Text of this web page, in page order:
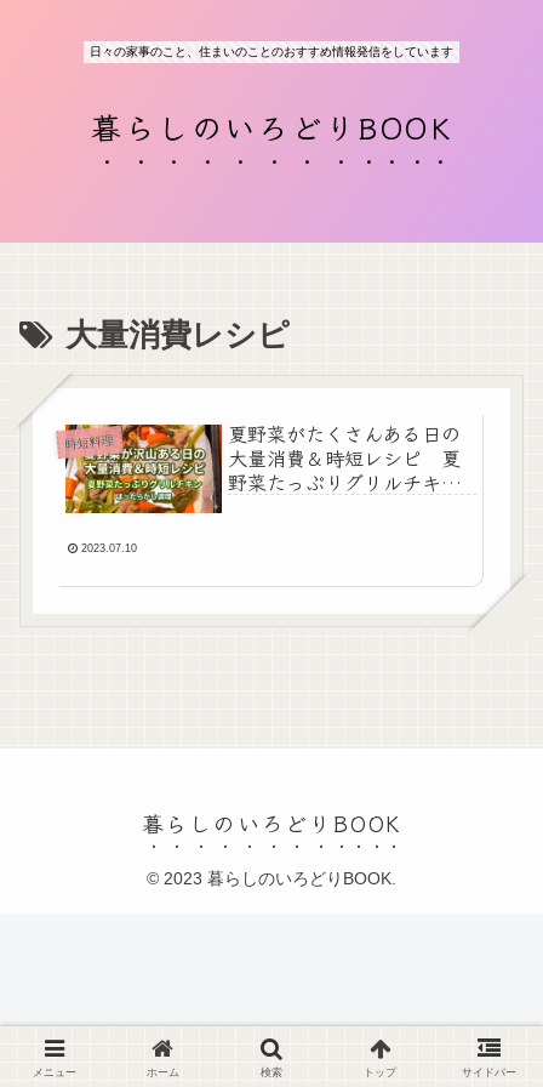
日々の家事のこと、住まいのことのおすすめ情報発信をしています
暮らしのいろどりBOOK
大量消費レシピ
時短料理
夏野菜がたくさんある日の
大量消費＆時短レシピ 夏
野菜たっぷりグリルチキ
2023.07.10
暮らしのいろどりBOOK
© 2023 暮らしのいろどりBOOK.
メニュー ホーム 検索 トップ サイドバー